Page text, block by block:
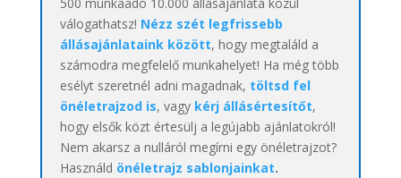
válogathatsz! Nézz szét legfrissebb
állásajánlataink között, hogy megtaláld a
számodra megfelelő munkahelyet! Ha még több
esélyt szeretnél adni magadnak, töltsd fel
önéletrajzod is, vagy kérj állásértesítőt,
hogy elsők közt értesülj a legújabb ajánlatokról!
Nem akarsz a nulláról megírni egy önéletrajzot?
Használd önéletrajz sablonjainkat.